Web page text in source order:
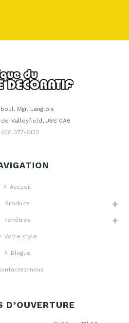
Mgr. Langlois
Valleyfield, J6S 0A6
450 377-8133
Accueil
Produits
Fenêtres
Votre style
Blogue
nous
D’OUVERTURE